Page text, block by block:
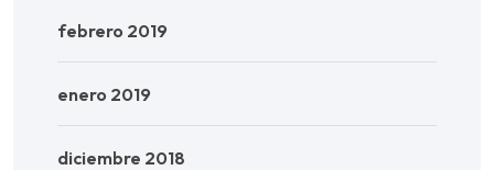
febrero 2019
enero 2019
diciembre 2018